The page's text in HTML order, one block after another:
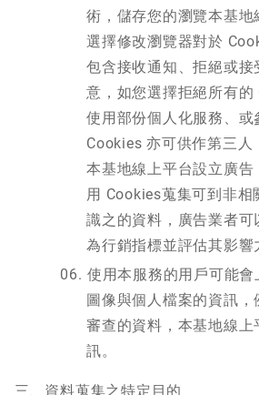
術，儲存您的瀏覽本基地
選擇修改瀏覽器對於
包含接收通知、拒絕或
意，如您選擇拒絕所有
使用部份個人化服務、或
Cookies 亦可供作第三人
本基地線上平台設立廣告
用 Cookies蒐集可到非相
識之的資料，廣告業者
為行銷指標並評估其影響
使用本服務的用戶可能會
圖像與個人檔案的資訊
審查的資料，本基地線上
訊。
三、資料蒐集之特定目的